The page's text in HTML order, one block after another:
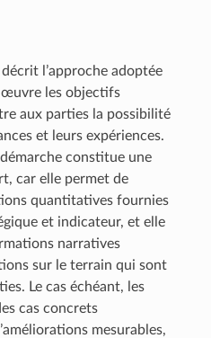
l’approche adoptée
les objectifs
aux parties la possibilité
et leurs expériences.
constitue une
car elle permet de
quantitatives fournies
et indicateur, et elle
narratives
sur le terrain qui sont
Le cas échéant, les
cas concrets
mesurables,